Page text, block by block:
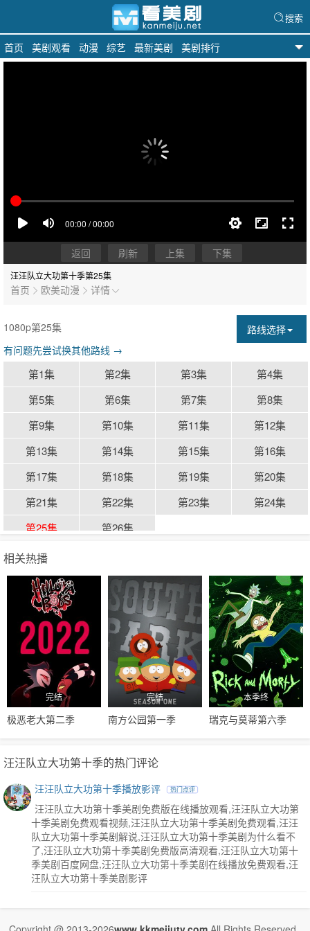
首页 美剧观看 动漫 综艺 最新美剧 美剧排行
搜索
返回 刷新 上集 下集
汪汪队立大功第十季第25集
首页 欧美动漫 详情
路线选择
1080p第25集
有问题先尝试换其他路线 →
第1集 第2集 第3集
第4集
第5集
第6集 第7集
第8集
第9集
第10集 第11集
第12集
第13集
第14集 第15集
第16集
第17集
第18集 第19集
第20集
第21集
第22集 第23集
第24集
第25集
第26集
相关热播
完结
极恶老大第二季
完结
南方公园第一季
本季终
瑞克与莫蒂第六季
汪汪队立大功第十季的热门评论
汪汪队立大功第十季播放影评 热门点评
汪汪队立大功第十季美剧免费版在线播放观看,汪汪队立大功第
十季美剧免费观看视频,汪汪队立大功第十季美剧免费观看,汪汪
队立大功第十季美剧解说,汪汪队立大功第十季美剧为什么看不
了,汪汪队立大功第十季美剧免费版高清观看,汪汪队立大功第十
季美剧百度网盘,汪汪队立大功第十季美剧在线播放免费观看,汪
汪队立大功第十季美剧影评